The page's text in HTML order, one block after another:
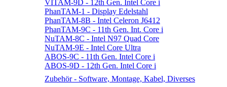
VITAM-9D - 12th Gen. Intel Core i
PhanTAM-1 - Display Edelstahl
PhanTAM-8B - Intel Celeron J6412
PhanTAM-9C - 11th Gen. Int. Core i
NuTAM-8C - Intel N97 Quad Core
NuTAM-9E - Intel Core Ultra
ABOS-9C - 11th Gen. Intel Core i
ABOS-9D - 12th Gen. Intel Core i
Zubehör - Software, Montage, Kabel, Diverses